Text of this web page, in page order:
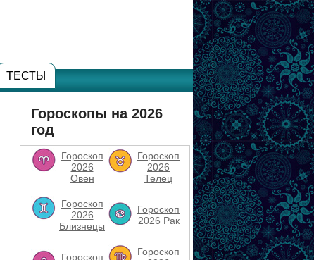
ТЕСТЫ
Гороскопы на 2026
год
Гороскоп
2026
Овен
Гороскоп
2026
Телец
Гороскоп
2026
Близнецы
Гороскоп
2026 Рак
Гороскоп
Гороскоп